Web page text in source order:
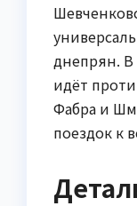
днепрян. В
идёт
Фабра и
поездок к